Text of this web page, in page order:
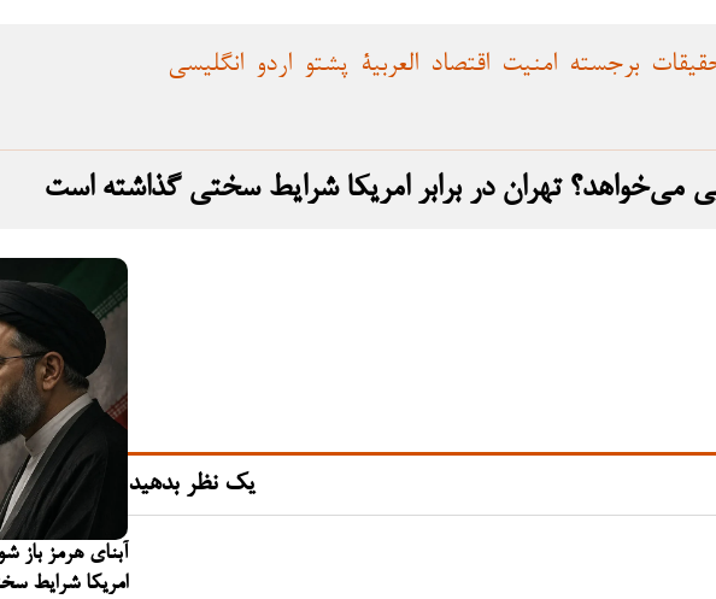
اقتصاد امنیت برجسته انگلیسی اردو پشتو العربية
می‌خواهد؟ تهران در برابر امریکا شرایط سختی گذاشته است
آبنای هرمز باز
امریکا شرایط
یک نظر بدهید